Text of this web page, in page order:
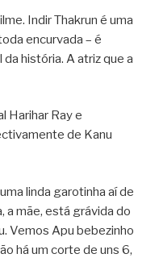
Indir Thakrun é uma
encurvada – é
história. A atriz que a
Harihar Ray e
de Kanu
linda garotinha aí de
a mãe, está grávida do
Vemos Apu bebezinho
há um corte de uns 6,